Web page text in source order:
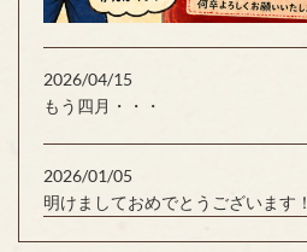
2026/04/15
もう四月・・・
2026/01/05
明けましておめでとうございます！